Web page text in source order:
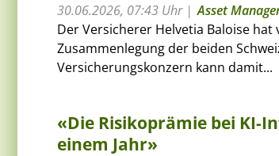
30.06.2026, 07:43 Uhr Asset
Der Versicherer Helvetia Baloise
Zusammenlegung der beiden
Versicherungskonzern kann damit...
«Die Risikoprämie bei
einem Jahr»